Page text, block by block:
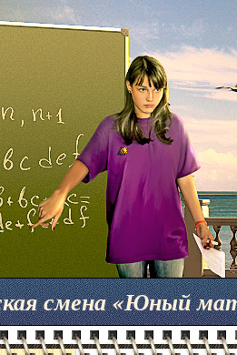
смена «Юный